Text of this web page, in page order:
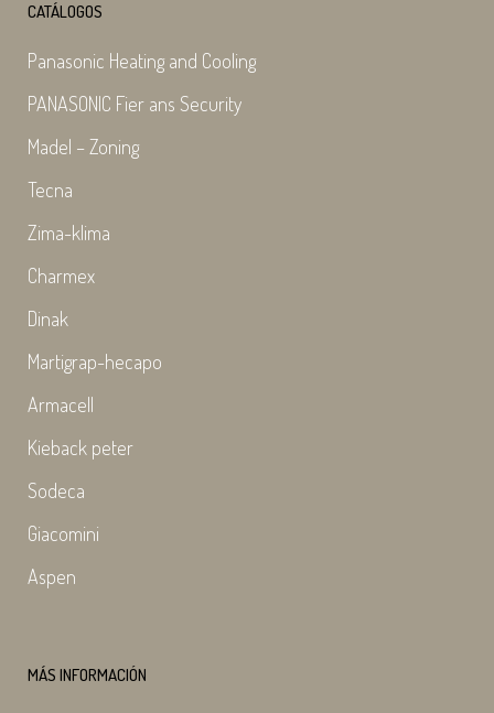
CATÁLOGOS
Panasonic Heating and Cooling
PANASONIC Fier ans Security
Madel – Zoning
Tecna
Zima-klima
Charmex
Dinak
Martigrap-hecapo
Armacell
Kieback peter
Sodeca
Giacomini
Aspen
MÁS INFORMACIÓN